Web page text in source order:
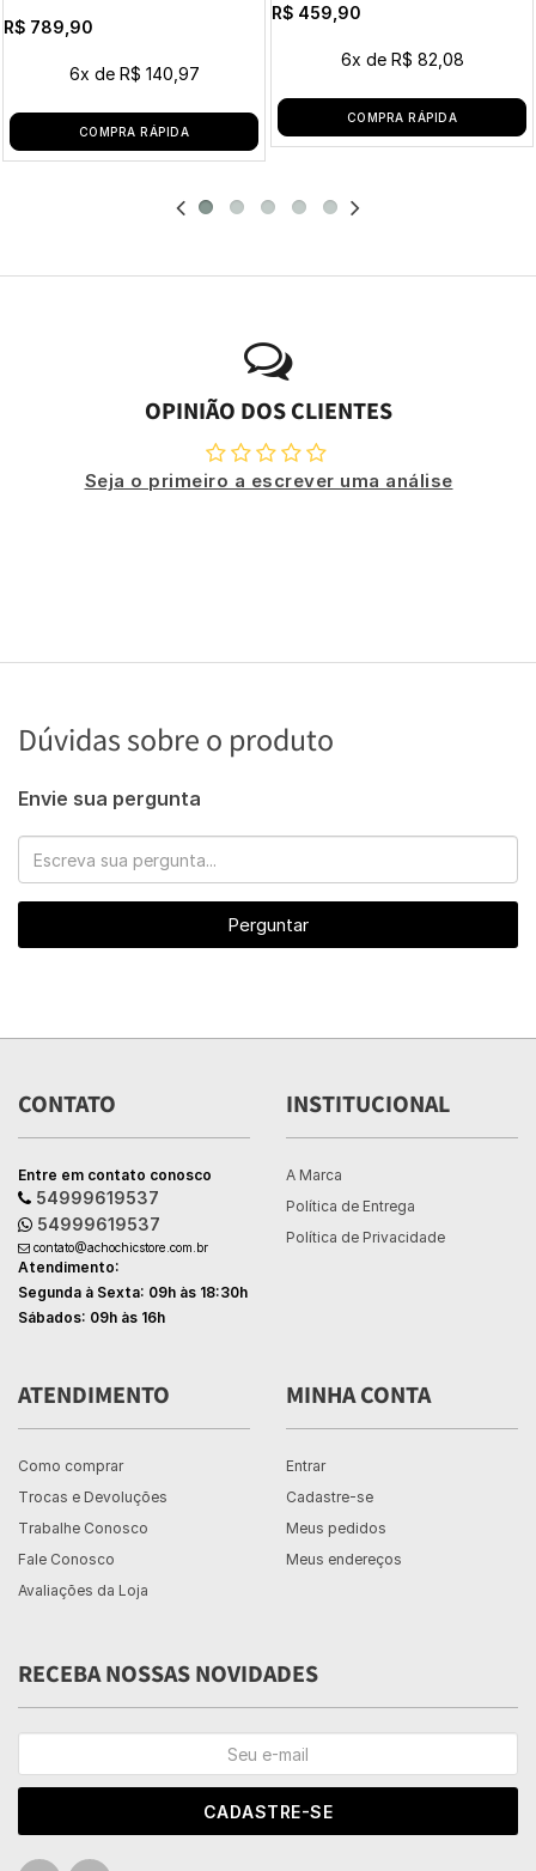
R$ 789,90
6x de R$ 140,97
COMPRA RÁPIDA
R$ 459,90
6x de R$ 82,08
COMPRA RÁPIDA
OPINIÃO DOS CLIENTES
Seja o primeiro a escrever uma análise
Dúvidas sobre o produto
Envie sua pergunta
Perguntar
CONTATO
Entre em contato conosco
54999619537
54999619537
contato@achochicstore.com.br
Atendimento:
Segunda à Sexta: 09h às 18:30h
Sábados: 09h às 16h
INSTITUCIONAL
A Marca
Política de Entrega
Política de Privacidade
ATENDIMENTO
Como comprar
Trocas e Devoluções
Trabalhe Conosco
Fale Conosco
Avaliações da Loja
MINHA CONTA
Entrar
Cadastre-se
Meus pedidos
Meus endereços
RECEBA NOSSAS NOVIDADES
CADASTRE-SE